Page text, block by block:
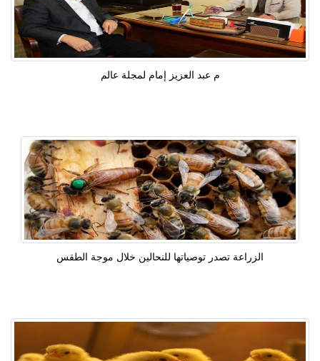
م عبد العزيز إمام لمجلة عالم
الزراعة تصدر توصياتها للنحالين خلال موجة الطقس